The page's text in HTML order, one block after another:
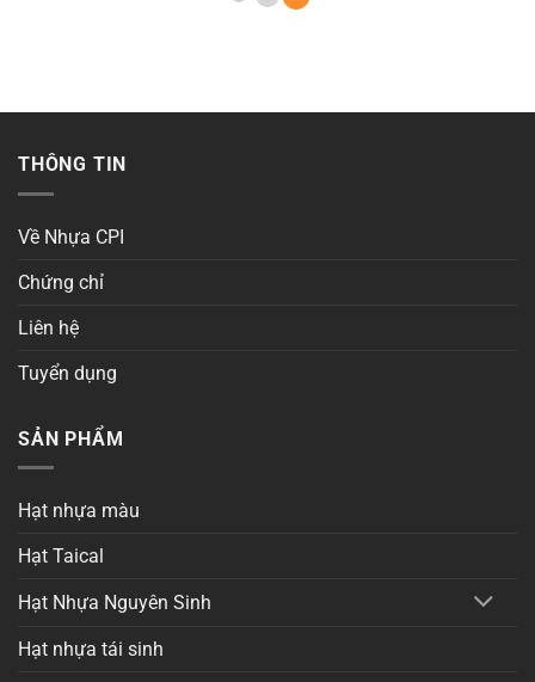
THÔNG TIN
Về Nhựa CPI
Chứng chỉ
Liên hệ
Tuyển dụng
SẢN PHẨM
Hạt nhựa màu
Hạt Taical
Hạt Nhựa Nguyên Sinh
Hạt nhựa tái sinh